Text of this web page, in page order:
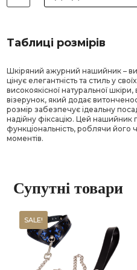
нашийник
кількість
Таблиці розмірів
Шкіряний ажурний нашийник –
цінує елегантність та стиль у
високоякісної натуральної
візерунок, який додає
розмір забезпечує ідеальну
надійну фіксацію. Цей нашийник
функціональність, роблячи
моментів.
Супутні товари
SALE!